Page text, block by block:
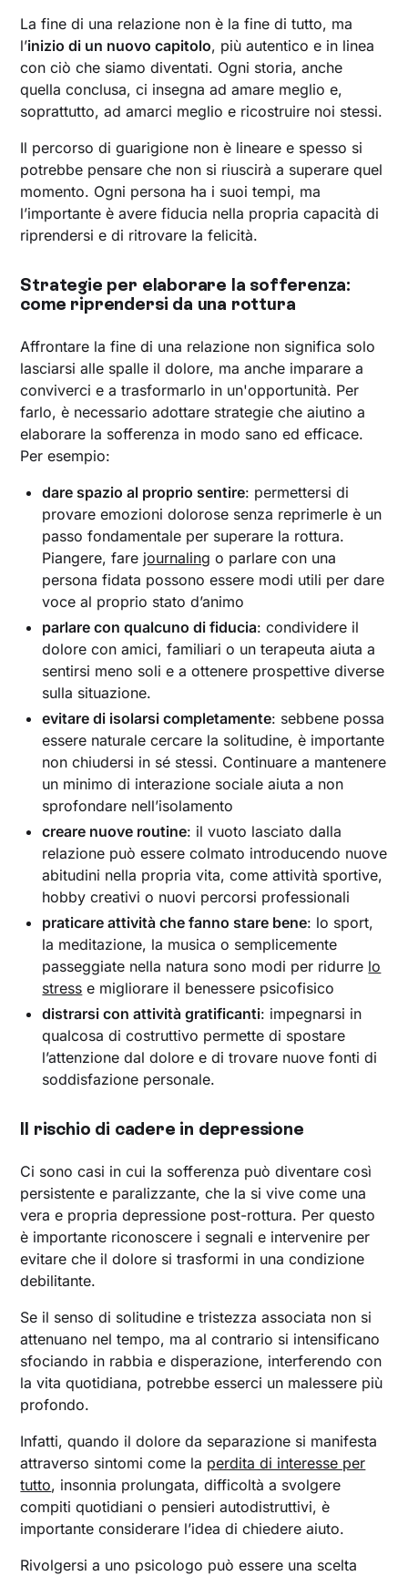
La fine di una relazione non è la fine di tutto, ma
l’inizio di un nuovo capitolo, più autentico e in linea
con ciò che siamo diventati. Ogni storia, anche
quella conclusa, ci insegna ad amare meglio e,
soprattutto, ad amarci meglio e ricostruire noi stessi.
Il percorso di guarigione non è lineare e spesso si
potrebbe pensare che non si riuscirà a superare quel
momento. Ogni persona ha i suoi tempi, ma
l’importante è avere fiducia nella propria capacità di
riprendersi e di ritrovare la felicità.
Strategie per elaborare la sofferenza:
come riprendersi da una rottura
Affrontare la fine di una relazione non significa solo
lasciarsi alle spalle il dolore, ma anche imparare a
conviverci e a trasformarlo in un'opportunità. Per
farlo, è necessario adottare strategie che aiutino a
elaborare la sofferenza in modo sano ed efficace.
Per esempio:
dare spazio al proprio sentire: permettersi di
provare emozioni dolorose senza reprimerle è un
passo fondamentale per superare la rottura.
Piangere, fare journaling o parlare con una
persona fidata possono essere modi utili per dare
voce al proprio stato d’animo
parlare con qualcuno di fiducia: condividere il
dolore con amici, familiari o un terapeuta aiuta a
sentirsi meno soli e a ottenere prospettive diverse
sulla situazione.
evitare di isolarsi completamente: sebbene possa
essere naturale cercare la solitudine, è importante
non chiudersi in sé stessi. Continuare a mantenere
un minimo di interazione sociale aiuta a non
sprofondare nell’isolamento
creare nuove routine: il vuoto lasciato dalla
relazione può essere colmato introducendo nuove
abitudini nella propria vita, come attività sportive,
hobby creativi o nuovi percorsi professionali
praticare attività che fanno stare bene: lo sport,
la meditazione, la musica o semplicemente
passeggiate nella natura sono modi per ridurre lo
stress e migliorare il benessere psicofisico
distrarsi con attività gratificanti: impegnarsi in
qualcosa di costruttivo permette di spostare
l’attenzione dal dolore e di trovare nuove fonti di
soddisfazione personale.
Il rischio di cadere in depressione
Ci sono casi in cui la sofferenza può diventare così
persistente e paralizzante, che la si vive come una
vera e propria depressione post-rottura. Per questo
è importante riconoscere i segnali e intervenire per
evitare che il dolore si trasformi in una condizione
debilitante.
Se il senso di solitudine e tristezza associata non si
attenuano nel tempo, ma al contrario si intensificano
sfociando in rabbia e disperazione, interferendo con
la vita quotidiana, potrebbe esserci un malessere più
profondo.
Infatti, quando il dolore da separazione si manifesta
attraverso sintomi come la perdita di interesse per
tutto, insonnia prolungata, difficoltà a svolgere
compiti quotidiani o pensieri autodistruttivi, è
importante considerare l’idea di chiedere aiuto.
Rivolgersi a uno psicologo può essere una scelta